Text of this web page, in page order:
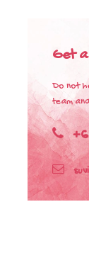
Get
Do not
team